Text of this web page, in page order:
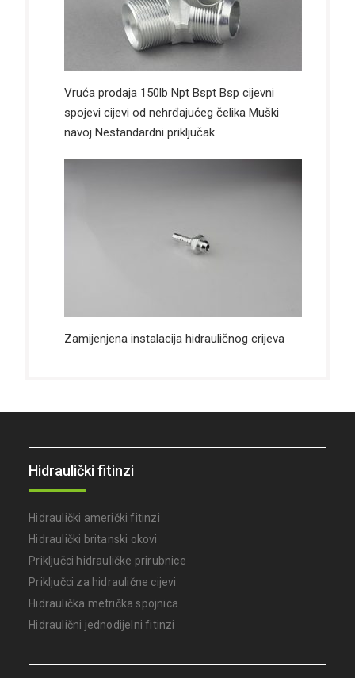
Vruća prodaja 150lb Npt Bspt Bsp cijevni
spojevi cijevi od nehrđajućeg čelika Muški
navoj Nestandardni priključak
Zamijenjena instalacija hidrauličnog crijeva
Hidraulički fitinzi
Hidraulički američki fitinzi
Hidraulički britanski okovi
Priključci hidrauličke prirubnice
Priključci za hidraulične cijevi
Hidraulička metrička spojnica
Hidraulični jednodijelni fitinzi